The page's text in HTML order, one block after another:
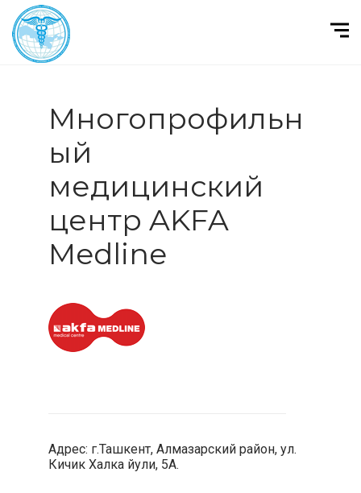
Многопрофильн
ый
медицинский
центр AKFA
Medline
Адрес: г.Ташкент, Алмазарский район, ул.
Кичик Халка йули, 5А.